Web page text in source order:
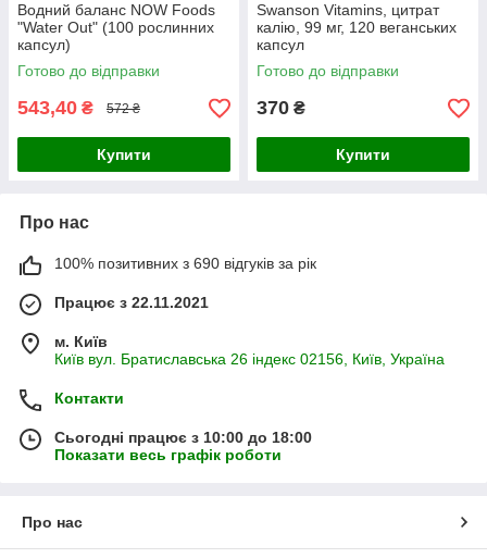
Водний баланс NOW Foods
"Water Out" (100 рослинних
капсул)
Готово до відправки
543,40 ₴ 572 ₴
Купити
Swanson Vitamins, цитрат
калію, 99 мг, 120 веганських
капсул
Готово до відправки
370 ₴
Купити
Про нас
100% позитивних з 690 відгуків за рік
Працює з 22.11.2021
м. Київ
Київ вул. Братиславська 26 індекс 02156, Київ, Україна
Контакти
Сьогодні працює з 10:00 до 18:00
Показати весь графік роботи
Про нас